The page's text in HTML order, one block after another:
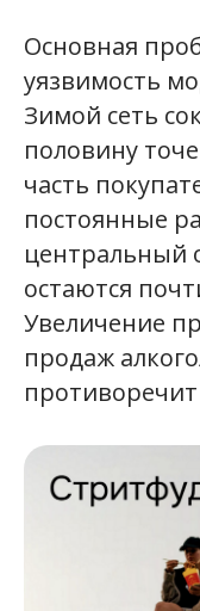
Основная
уязвимость
Зимой сеть
половину
часть
постоянные
центральный
остаются
Увеличение
продаж